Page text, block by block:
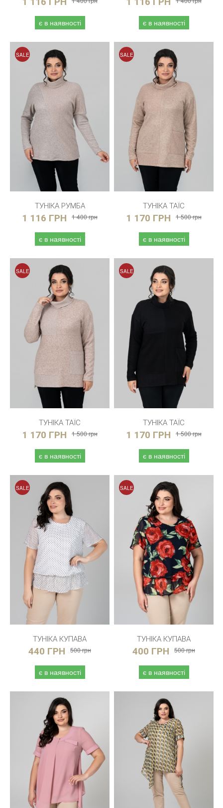
є в наявності є в наявності
SALE
ТУНІКА РУМБА
1 116 ГРН 1 400 грн
є в наявності
SALE
ТУНІКА ТАЇС
1 170 ГРН 1 500 грн
є в наявності
SALE
ТУНІКА ТАЇС
1 170 ГРН 1 500 грн
є в наявності
SALE
ТУНІКА ТАЇС
1 170 ГРН 1 500 грн
є в наявності
SALE
ТУНІКА КУПАВА
440 ГРН 500 грн
є в наявності
SALE
ТУНІКА КУПАВА
400 ГРН 500 грн
є в наявності